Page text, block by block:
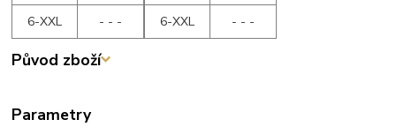
6-XXL
- - -
6-XXL
- - -
Původ zboží
Parametry